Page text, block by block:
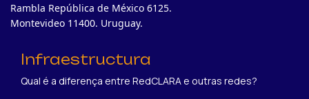
Rambla República de México 6125.
Montevideo 11400. Uruguay.
Infraestructura
Qual é a diferença entre RedCLARA e outras redes?